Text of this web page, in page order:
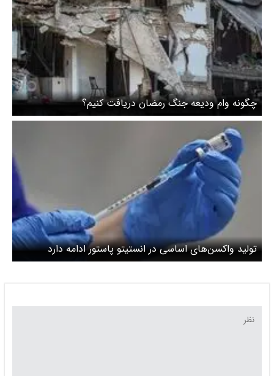
چگونه وام ودیعه جنگ رمضان دریافت کنیم؟
تولید واکسن‌های اساسی در انستیتو پاستور ادامه دارد